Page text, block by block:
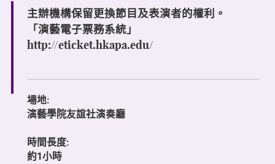
主辦機構保留更換節目及表演者的權利。
「演藝電子票務系統」
http://eticket.hkapa.edu/
場地:
演藝學院友誼社演奏廳
時間長度:
約1小時